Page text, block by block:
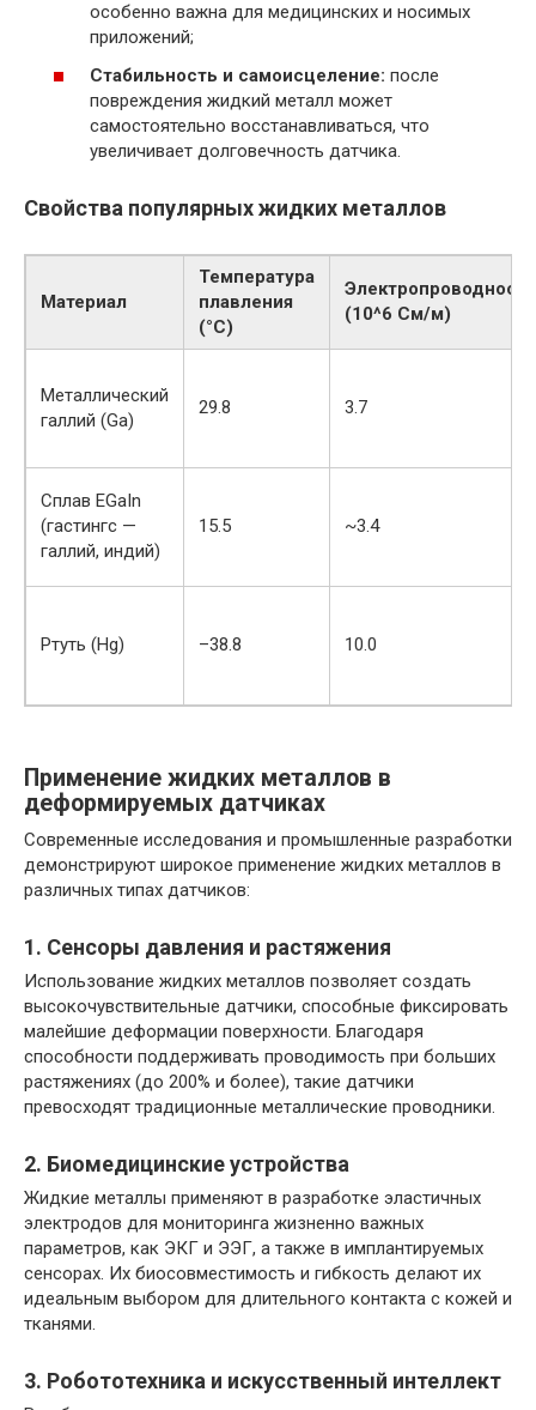
особенно важна для медицинских и носимых
приложений;
Стабильность и самоисцеление: после
повреждения жидкий металл может
самостоятельно восстанавливаться, что
увеличивает долговечность датчика.
Свойства популярных жидких металлов
Материал
Температура
плавления
(°C)
Электропроводность
(10^6 См/м)
Металлический
галлий (Ga)
29.8 3.7
Сплав EGaIn
(гастингс —
галлий, индий)
15.5 ~3.4
Ртуть (Hg) –38.8 10.0
Применение жидких металлов в
деформируемых датчиках
Современные исследования и промышленные разработки
демонстрируют широкое применение жидких металлов в
различных типах датчиков:
1. Сенсоры давления и растяжения
Использование жидких металлов позволяет создать
высокочувствительные датчики, способные фиксировать
малейшие деформации поверхности. Благодаря
способности поддерживать проводимость при больших
растяжениях (до 200% и более), такие датчики
превосходят традиционные металлические проводники.
2. Биомедицинские устройства
Жидкие металлы применяют в разработке эластичных
электродов для мониторинга жизненно важных
параметров, как ЭКГ и ЭЭГ, а также в имплантируемых
сенсорах. Их биосовместимость и гибкость делают их
идеальным выбором для длительного контакта с кожей и
тканями.
3. Робототехника и искусственный интеллект